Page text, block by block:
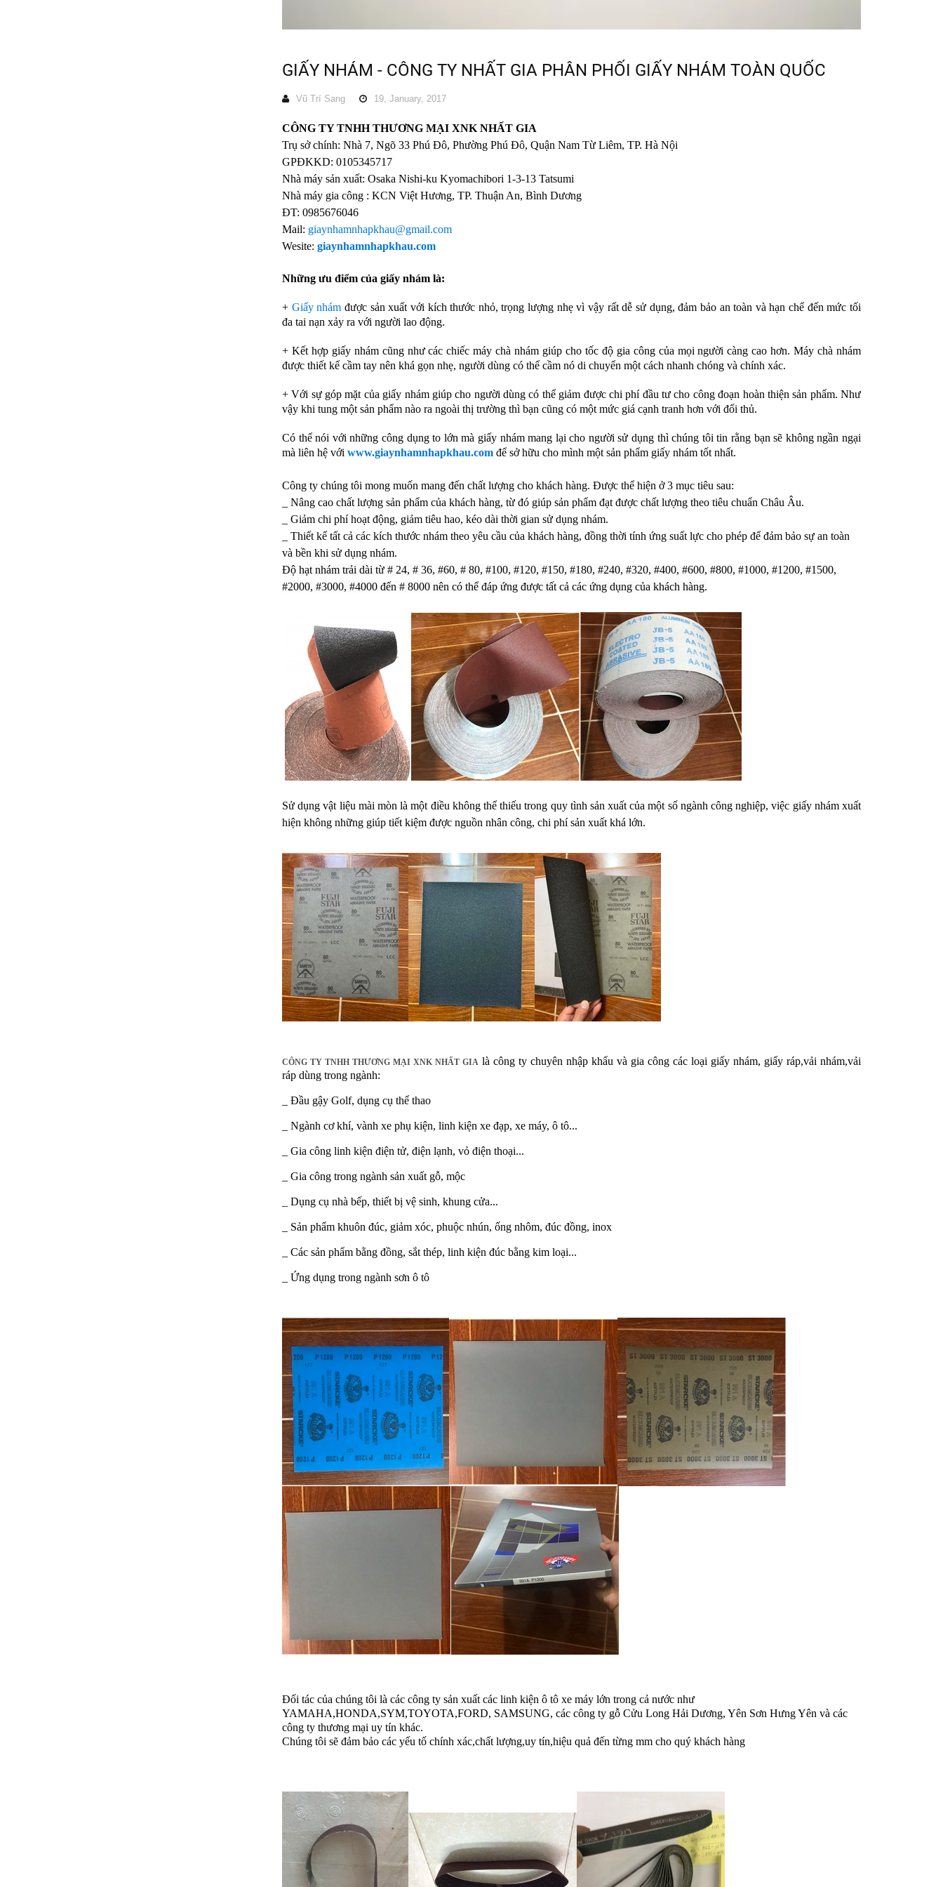
GIẤY NHÁM - CÔNG TY NHẤT GIA PHÂN PHỐI GIẤY NHÁM TOÀN QUỐC
Vũ Trí Sang 19, January, 2017
CÔNG TY TNHH THƯƠNG MẠI XNK NHẤT GIA
Trụ sở chính: Nhà 7, Ngõ 33 Phú Đô, Phường Phú Đô, Quận Nam Từ Liêm, TP. Hà Nội
GPĐKKD: 0105345717
Nhà máy sản xuất: Osaka Nishi-ku Kyomachibori 1-3-13 Tatsumi
Nhà máy gia công : KCN Việt Hương, TP. Thuận An, Bình Dương
ĐT: 0985676046
Mail: giaynhamnhapkhau@gmail.com
Wesite: giaynhamnhapkhau.com
Những ưu điểm của giấy nhám là:
+ Giấy nhám được sản xuất với kích thước nhỏ, trọng lượng nhẹ vì vậy rất dễ sử dụng, đảm bảo an toàn và hạn chế đến mức tối
đa tai nạn xảy ra với người lao động.
+ Kết hợp giấy nhám cũng như các chiếc máy chà nhám giúp cho tốc độ gia công của mọi người càng cao hơn. Máy chà nhám
được thiết kế cầm tay nên khá gọn nhẹ, người dùng có thể cầm nó di chuyển một cách nhanh chóng và chính xác.
+ Với sự góp mặt của giấy nhám giúp cho người dùng có thể giảm được chi phí đầu tư cho công đoạn hoàn thiện sản phẩm. Như
vậy khi tung một sản phẩm nào ra ngoài thị trường thì bạn cũng có một mức giá cạnh tranh hơn với đối thủ.
Có thể nói với những công dụng to lớn mà giấy nhám mang lại cho người sử dụng thì chúng tôi tin rằng bạn sẽ không ngần ngại
mà liên hệ với www.giaynhamnhapkhau.com để sở hữu cho mình một sản phẩm giấy nhám tốt nhất.
Công ty chúng tôi mong muốn mang đến chất lượng cho khách hàng. Được thể hiện ở 3 mục tiêu sau:
_ Nâng cao chất lượng sản phẩm của khách hàng, từ đó giúp sản phẩm đạt được chất lượng theo tiêu chuẩn Châu Âu.
_ Giảm chi phí hoạt động, giảm tiêu hao, kéo dài thời gian sử dụng nhám.
_ Thiết kế tất cả các kích thước nhám theo yêu cầu của khách hàng, đồng thời tính ứng suất lực cho phép để đảm bảo sự an toàn
và bền khi sử dụng nhám.
Độ hạt nhám trải dài từ # 24, # 36, #60, # 80, #100, #120, #150, #180, #240, #320, #400, #600, #800, #1000, #1200, #1500,
#2000, #3000, #4000 đến # 8000 nên có thể đáp ứng được tất cả các ứng dụng của khách hàng.
Sử dụng vật liệu mài mòn là một điều không thể thiếu trong quy tình sản xuất của một số ngành công nghiệp, việc giấy nhám xuất
hiện không những giúp tiết kiệm được nguồn nhân công, chi phí sản xuất khá lớn.
CÔNG TY TNHH THƯƠNG MẠI XNK NHẤT GIA là công ty chuyên nhập khẩu và gia công các loại giấy nhám, giấy ráp,vải nhám,vải
ráp dùng trong ngành:
_ Đầu gậy Golf, dụng cụ thể thao
_ Ngành cơ khí, vành xe phụ kiện, linh kiện xe đạp, xe máy, ô tô...
_ Gia công linh kiện điện tử, điện lạnh, vỏ điện thoại...
_ Gia công trong ngành sản xuất gỗ, mộc
_ Dụng cụ nhà bếp, thiết bị vệ sinh, khung cửa...
_ Sản phẩm khuôn đúc, giảm xóc, phuộc nhún, ống nhôm, đúc đồng, inox
_ Các sản phẩm bằng đồng, sắt thép, linh kiện đúc bằng kim loại...
_ Ứng dụng trong ngành sơn ô tô
Đối tác của chúng tôi là các công ty sản xuất các linh kiện ô tô xe máy lớn trong cả nước như
YAMAHA,HONDA,SYM,TOYOTA,FORD, SAMSUNG, các công ty gỗ Cửu Long Hải Dương, Yên Sơn Hưng Yên và các
công ty thương mại uy tín khác.
Chúng tôi sẽ đảm bảo các yếu tố chính xác,chất lượng,uy tín,hiệu quả đến từng mm cho quý khách hàng